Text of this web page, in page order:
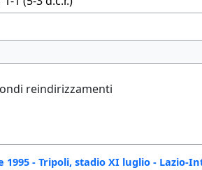
reindirizzamenti
1995 - Tripoli, stadio XI luglio - Lazio-